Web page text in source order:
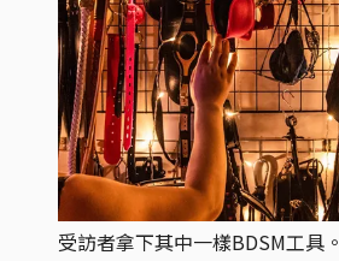
受訪者拿下其中一樣BDSM工具。